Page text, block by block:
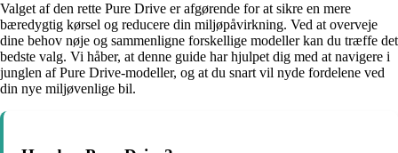
Valget af den rette Pure Drive er afgørende for at sikre en mere
bæredygtig kørsel og reducere din miljøpåvirkning. Ved at overveje
dine behov nøje og sammenligne forskellige modeller kan du træffe det
bedste valg. Vi håber, at denne guide har hjulpet dig med at navigere i
junglen af Pure Drive-modeller, og at du snart vil nyde fordelene ved
din nye miljøvenlige bil.